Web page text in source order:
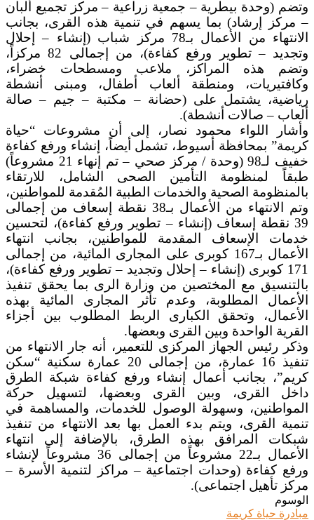
وتضم (وحدة بيطرية – جمعية زراعية – مركز تجميع ألبان
– مركز إرشاد) بما يسهم في تنمية هذه القرى، بجانب
الانتهاء من الأعمال بـ78 مركز شباب (إنشاء – إحلال
وتجديد – تطوير ورفع كفاءة)، من إجمالى 82 مركزاً،
وتضم هذه المراكز، ملاعب ومسطحات خضراء،
وكافتيريات، ومنطقة ألعاب أطفال، ومبنى أنشطة
رياضية، يشتمل على (حضانة – مكتبة – جيم – صالة
ألعاب – صالات أنشطة).
وأشار اللواء محمود نصار، إلى أن مشروعات “حياة
كريمة” بمحافظة أسيوط، تشمل أيضاً، إنشاء ورفع كفاءة
خفيف لـ98 (وحدة / مركز صحي – تم إنهاء 21 مشروعاً)
طبقاً لمنظومة التأمين الصحى الشامل، للارتقاء
بالمنظومة الصحية والخدمات الطبية المُقدمة للمواطنين،
وتم الانتهاء من الأعمال بـ38 نقطة إسعاف من إجمالى
39 نقطة إسعاف (إنشاء – تطوير ورفع كفاءة)، لتحسين
خدمات الإسعاف المقدمة للمواطنين، بجانب انتهاء
الأعمال بـ167 كوبرى على المجارى المائية، من إجمالى
171 كوبرى (إنشاء – إحلال وتجديد – تطوير ورفع كفاءة)،
بالتنسيق مع المختصين من وزارة الرى بما يحقق تنفيذ
الأعمال المطلوبة، وعدم تأثر المجارى المائية بهذه
الأعمال، وتحقق الكبارى الربط المطلوب بين أجزاء
القرية الواحدة وبين القرى وبعضها.
وذكر رئيس الجهاز المركزى للتعمير، أنه جار الانتهاء من
تنفيذ 16 عمارة، من إجمالى 20 عمارة سكنية “سكن
كريم”، بجانب أعمال إنشاء ورفع كفاءة شبكة الطرق
داخل القرى، وبين القرى وبعضها، لتسهيل حركة
المواطنين، وسهولة الوصول للخدمات، والمساهمة في
تنمية القرى، ويتم بدء العمل بها بعد الانتهاء من تنفيذ
شبكات المرافق بهذه الطرق، بالإضافة إلى انتهاء
الأعمال بـ22 مشروعاً من إجمالى 36 مشروعاً لإنشاء
ورفع كفاءة (وحدات اجتماعية – مراكز لتنمية الأسرة –
مركز تأهيل اجتماعى).
الوسوم
مبادرة حياة كريمة